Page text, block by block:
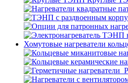
Хомутовые нагреватели